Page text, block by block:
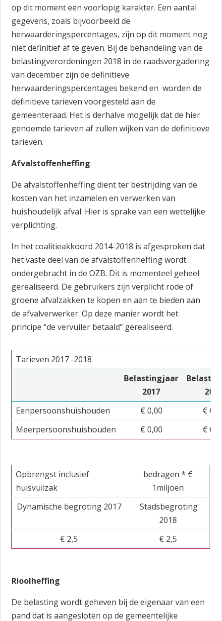
op dit moment een voorlopig karakter. Een aantal
gegevens, zoals bijvoorbeeld de
herwaarderingspercentages, zijn op dit moment nog
niet definitief af te geven. Bij de behandeling van de
belastingverordeningen 2018 in de raadsvergadering
van december zijn de definitieve
herwaarderingspercentages bekend en worden de
definitieve tarieven voorgesteld aan de
gemeenteraad. Het is derhalve mogelijk dat de hier
genoemde tarieven af zullen wijken van de definitieve
tarieven.
Afvalstoffenheffing
De afvalstoffenheffing dient ter bestrijding van de
kosten van het inzamelen en verwerken van
huishoudelijk afval. Hier is sprake van een wettelijke
verplichting.
In het coalitieakkoord 2014-2018 is afgesproken dat
het vaste deel van de afvalstoffenheffing wordt
ondergebracht in de OZB. Dit is momenteel geheel
gerealiseerd. De gebruikers zijn verplicht rode of
groene afvalzakken te kopen en aan te bieden aan
de afvalverwerker. Op deze manier wordt het
principe “de vervuiler betaald” gerealiseerd.
Tarieven 2017 -2018
Belastingjaar
2017
Eenpersoonshuishouden
€ 0,00
€
Meerpersoonshuishouden
€ 0,00 €
Opbrengst inclusief
huisvuilzak
bedragen * €
1miljoen
Dynamische begroting 2017
Stadsbegroting
2018
€ 2,5
€ 2,5
Rioolheffing
De belasting wordt geheven bij de eigenaar van een
pand dat is aangesloten op de gemeentelijke